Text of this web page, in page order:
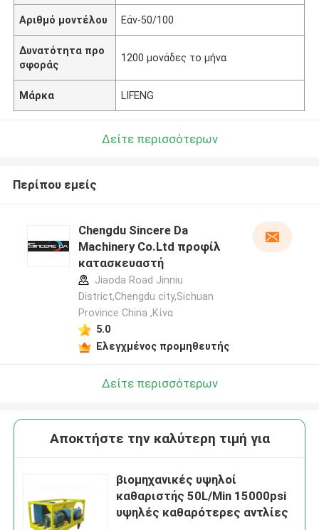
Αριθμό μοντέλου Εάν-50/100
Δυνατότητα προ
σφοράς
1200 μονάδες το μήνα
Μάρκα LIFENG
Δείτε περισσότερων
Περίπου εμείς
Chengdu Sincere Da
Machinery Co.Ltd προφίλ
κατασκευαστή
Jiaoda Road Jinniu
District,Chengdu city,Sichuan
Province China ,Κίνα
5.0
Ελεγχμένος προμηθευτής
Δείτε περισσότερων
Αποκτήστε την καλύτερη τιμή για
βιομηχανικές υψηλοί
καθαριστής 50L/Min 15000psi
υψηλές καθαρότερες αντλίες